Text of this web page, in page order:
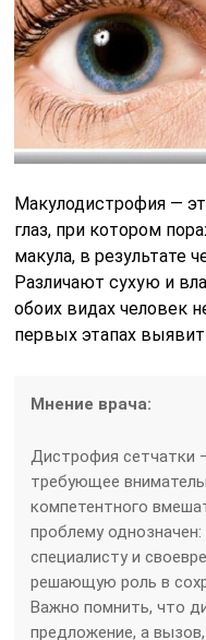
Макулодистрофия —
глаз, при котором
макула, в результате
Различают сухую и
обоих видах человек
первых этапах
Мнение врача:
Дистрофия сетчатки
требующее
компетентного
проблему
специалисту и
решающую роль в
Важно помнить, что
предложение, а